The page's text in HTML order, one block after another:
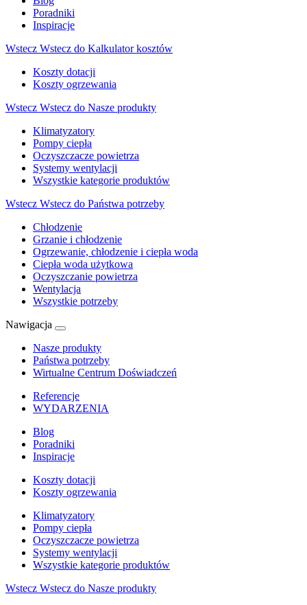
Poradniki
Inspiracje
Wstecz Wstecz do Kalkulator kosztów
Koszty dotacji
Koszty ogrzewania
Wstecz Wstecz do Nasze produkty
Klimatyzatory
Pompy ciepła
Oczyszczacze powietrza
Systemy wentylacji
Wszystkie kategorie produktów
Wstecz Wstecz do Państwa potrzeby
Chłodzenie
Grzanie i chłodzenie
Ogrzewanie, chłodzenie i ciepła woda
Ciepła woda użytkowa
Oczyszczanie powietrza
Wentylacja
Wszystkie potrzeby
Nawigacja
Nasze produkty
Państwa potrzeby
Wirtualne Centrum Doświadczeń
Referencje
WYDARZENIA
Blog
Poradniki
Inspiracje
Koszty dotacji
Koszty ogrzewania
Klimatyzatory
Pompy ciepła
Oczyszczacze powietrza
Systemy wentylacji
Wszystkie kategorie produktów
Wstecz Wstecz do Nasze produkty